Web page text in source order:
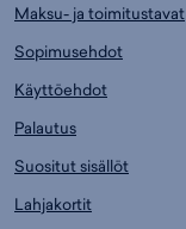
Maksu- ja toimitustavat
Sopimusehdot
Käyttöehdot
Palautus
Suositut sisällöt
Lahjakortit